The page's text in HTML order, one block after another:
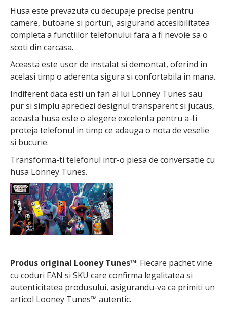
Husa este prevazuta cu decupaje precise pentru
camere, butoane si porturi, asigurand accesibilitatea
completa a functiilor telefonului fara a fi nevoie sa o
scoti din carcasa.
Aceasta este usor de instalat si demontat, oferind in
acelasi timp o aderenta sigura si confortabila in mana.
Indiferent daca esti un fan al lui Lonney Tunes sau
pur si simplu apreciezi designul transparent si jucaus,
aceasta husa este o alegere excelenta pentru a-ti
proteja telefonul in timp ce adauga o nota de veselie
si bucurie.
Transforma-ti telefonul intr-o piesa de conversatie cu
husa Lonney Tunes.
Produs original Looney Tunes™: Fiecare pachet vine
cu coduri EAN si SKU care confirma legalitatea si
autenticitatea produsului, asigurandu-va ca primiti un
articol Looney Tunes™ autentic.